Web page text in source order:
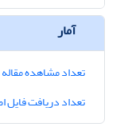
آمار
تعداد مشاهده مقاله
تعداد دریافت فایل